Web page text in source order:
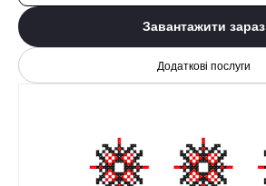
Завантажити зараз
Додаткові послуги